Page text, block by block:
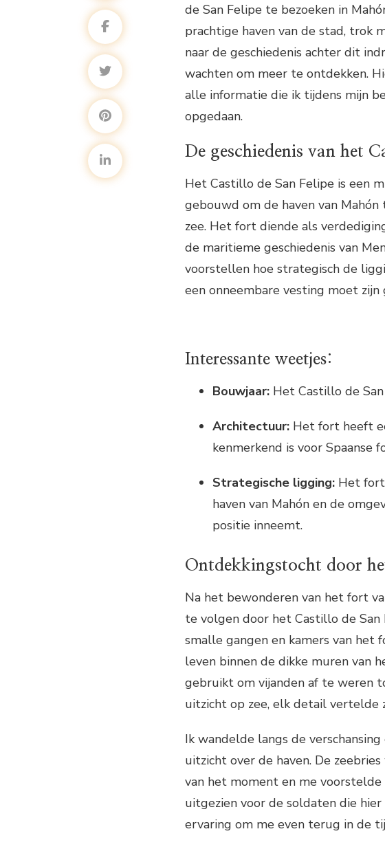
de San Felipe te bezoeken in
prachtige haven van de stad, trok
naar de geschiedenis achter dit
wachten om meer te ontdekken.
alle informatie die ik tijdens mijn
opgedaan.
De geschiedenis van het
Het Castillo de San Felipe is een
gebouwd om de haven van
zee. Het fort diende als
de maritieme geschiedenis van
voorstellen hoe strategisch de
een onneembare vesting moet zijn
Interessante weetjes:
Bouwjaar: Het Castillo de
Architectuur: Het fort heeft
kenmerkend is voor Spaanse
Strategische ligging: Het
haven van Mahón en de
positie inneemt.
Ontdekkingstocht door
Na het bewonderen van het fort
te volgen door het Castillo de
smalle gangen en kamers van het
leven binnen de dikke muren van
gebruikt om vijanden af te weren
uitzicht op zee, elk detail vertelde
Ik wandelde langs de
uitzicht over de haven. De
van het moment en me
uitgezien voor de soldaten die
ervaring om me even terug in de